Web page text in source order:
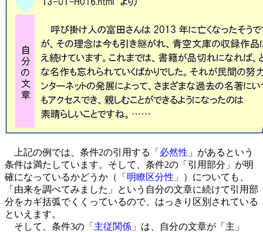
上記の例では、条件2の引用する 「必然性」 があるという
条件は満たしています。そして、条件2の「引用部分」が明
確になっているかどうか（
「明瞭区分性」
）についても、
「由来を調べてみました」という自分の文章に続けて引用部
分をカギ括弧でくくっているので、はっきり区別されている
といえます。
そして、条件3の 「主従関係」 は、自分の文章が「主」